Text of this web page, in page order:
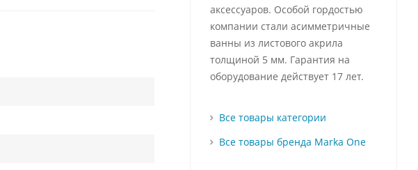
аксессуаров. Особой гордостью
компании стали асимметричные
ванны из листового акрила
толщиной 5 мм. Гарантия на
оборудование действует 17 лет.
Все товары категории
Все товары бренда Marka One